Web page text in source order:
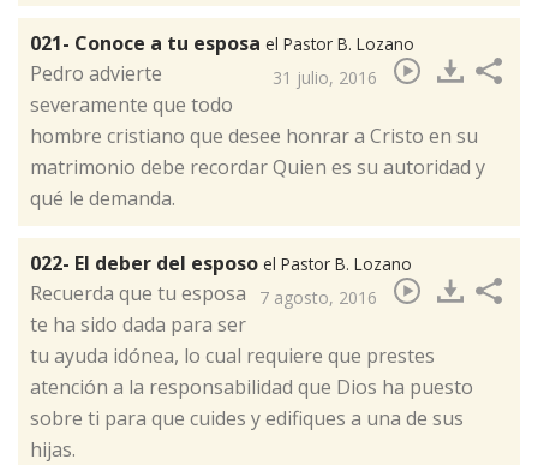
021- Conoce a tu esposa el Pastor B. Lozano
31 julio, 2016
Pedro advierte
severamente que todo
hombre cristiano que desee honrar a Cristo en su
matrimonio debe recordar Quien es su autoridad y
qué le demanda.​
022- El deber del esposo el Pastor B. Lozano
7 agosto, 2016
Recuerda que tu esposa
te ha sido dada para ser
tu ayuda idónea, lo cual requiere que prestes
atención a la responsabilidad que Dios ha puesto
sobre ti para que cuides y edifiques a una de sus
hijas.​